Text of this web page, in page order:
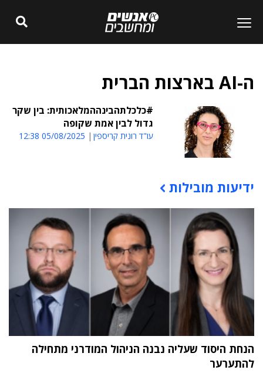
ה-AI בארצות הברית
#כלכלתהבינההמלאכותית: בין שקר
גדול לבין אמת שקופה
עו"ד רונית קריספין 05/08/2025 12:38
תוכן פרסומי
ידיעות מובילות
הנחת היסוד שעליה נבנה הניהול המודרני מתחילה
להתערער